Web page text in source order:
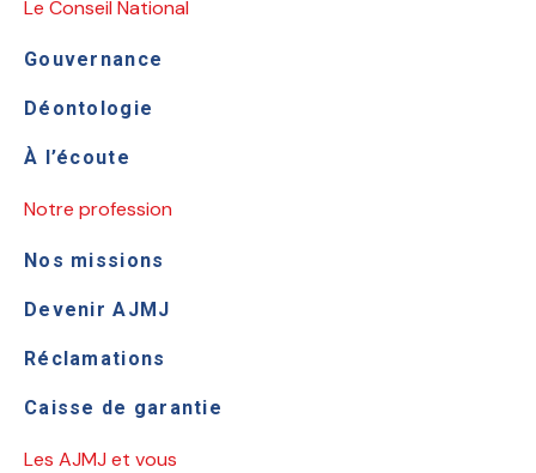
Le Conseil National
Gouvernance
Déontologie
À l’écoute
Notre profession
Nos missions
Devenir AJMJ
Réclamations
Caisse de garantie
Les AJMJ et vous